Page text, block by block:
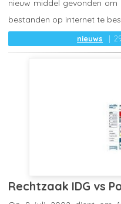
nieuws
nieuw middel gevonden
bestanden op internet te
Rechtzaak IDG vs